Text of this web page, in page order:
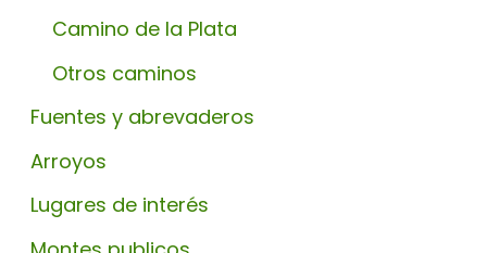
Camino de la Plata
Otros caminos
Fuentes y abrevaderos
Arroyos
Lugares de interés